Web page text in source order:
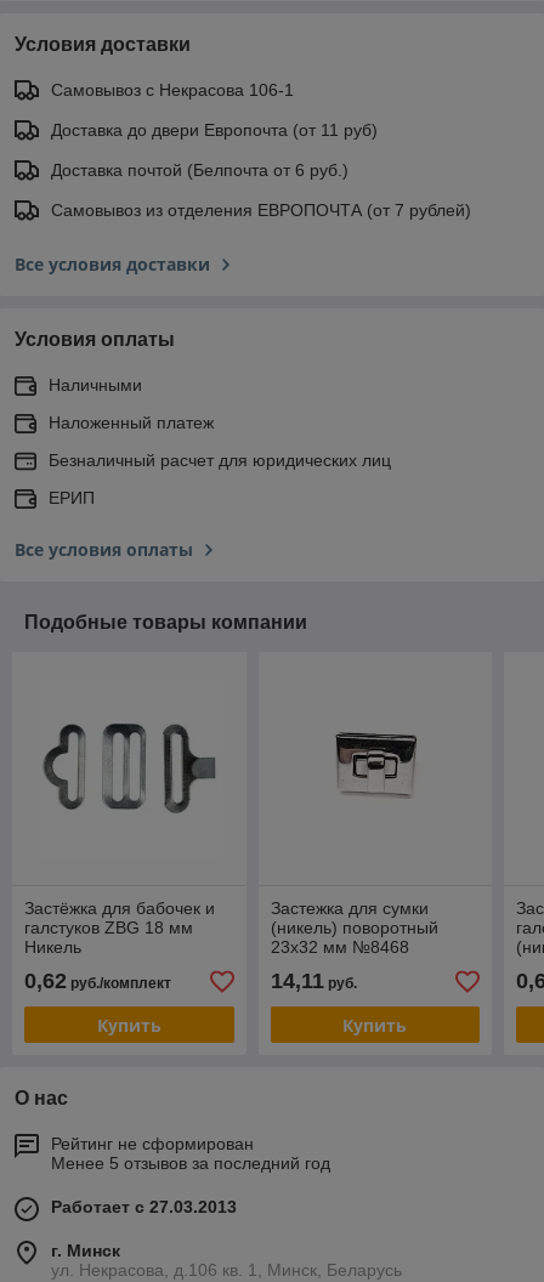
Условия доставки
Самовывоз с Некрасова 106-1
Доставка до двери Европочта (от 11 руб)
Доставка почтой (Белпочта от 6 руб.)
Самовывоз из отделения ЕВРОПОЧТА (от 7 рублей)
Все условия доставки
Условия оплаты
Наличными
Наложенный платеж
Безналичный расчет для юридических лиц
ЕРИП
Все условия оплаты
Подобные товары компании
Застёжка для бабочек и
галстуков ZBG 18 мм
Никель
0,62 руб./комплект
Купить
Застежка для сумки
(никель) поворотный
23х32 мм №8468
14,11руб.
Купить
О нас
Рейтинг не сформирован
Менее 5 отзывов за последний год
Работает с 27.03.2013
г. Минск
ул. Некрасова, д.106 кв. 1, Минск, Беларусь